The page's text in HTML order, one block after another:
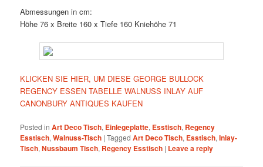
Abmessungen in cm:
Höhe 76 x Breite 160 x Tiefe 160 Kniehöhe 71
KLICKEN SIE HIER, UM DIESE GEORGE BULLOCK
REGENCY ESSEN TABELLE WALNUSS INLAY AUF
CANONBURY ANTIQUES KAUFEN
Posted in Art Deco Tisch, Einlegeplatte, Esstisch, Regency
Esstisch,Walnuss-Tisch |Tagged Art Deco Tisch, Esstisch,Inlay-
Tisch,Nussbaum Tisch, Regency Esstisch | Leave a reply